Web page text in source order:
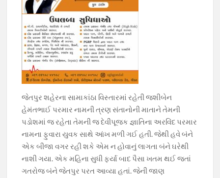
જેતપુર શહેરના સામાકાંઠા વિસ્તારમાં રહેતી જશીબેન
હેમંતભાઈ પરમાર નામની ત્રણ સંતાનોની માતાને તેમની
પડોશમાં જ રહેતા તેમની જ દેવીપૂજક જ્ઞાતિના અરવિંદ પરમાર
નામના ફુવારા યુવક સાથે આંખ મળી ગઈ હતી. જેથી હવે બંને
એક બીજા વગર રહી શકે એમ ન હોવાનું લાગતા બંને ઘરેથી
નાશી ગયા. એક મહિના સુધી ફર્યા બાદ પૈસા ખતમ થઈ જતાં
ગતરોજ બંને જેતપુર પરત આવ્યા હતાં. જેની જાણ